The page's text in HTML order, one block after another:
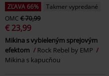
ZĽAVA 66%
Takmer vypredané
OMC € 70,99
€ 23,99
Mikina s vybieleným sprejovým
efektom
Rock Rebel by EMP
Mikina s kapucňou